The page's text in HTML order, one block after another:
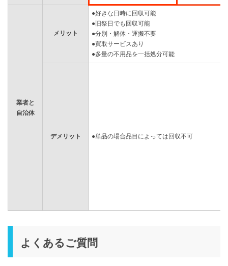
業者と
自治体
メリット
●好きな日時に回収可能
●旧祭日でも回収可能
●分別・解体・運搬不要
●買取サービスあり
●多量の不用品を一括処分可能
デメリット ●単品の場合品目によっては回収不可
よくあるご質問